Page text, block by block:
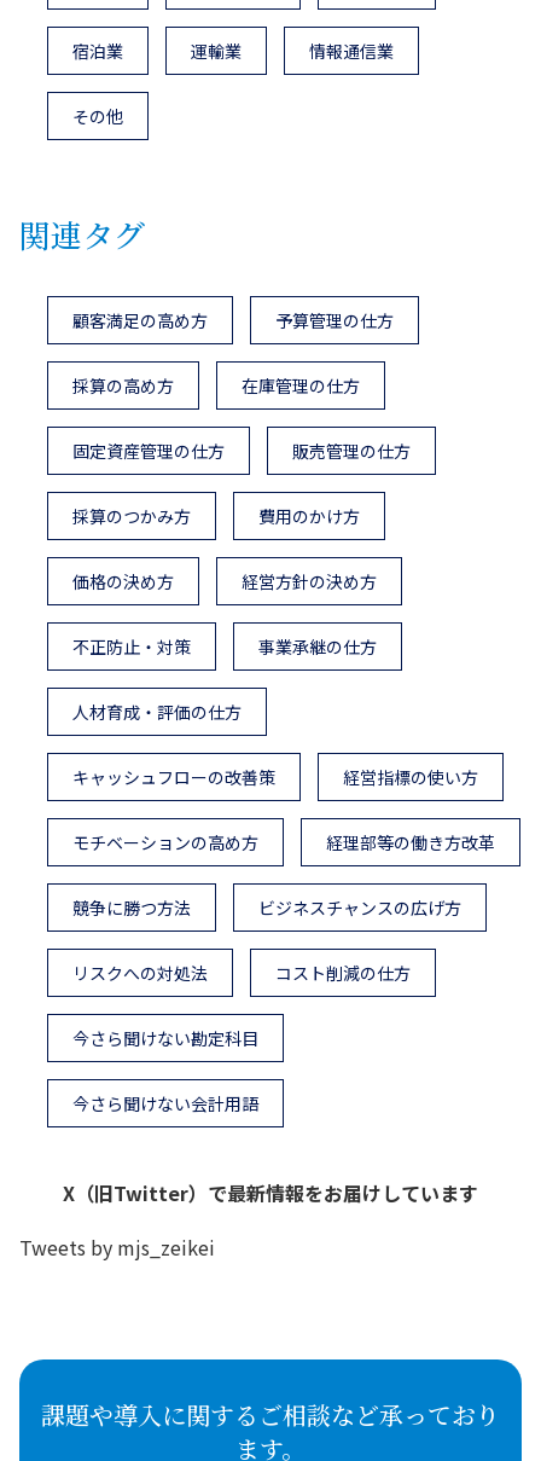
宿泊業 運輸業 情報通信業
その他
関連タグ
顧客満足の高め方 予算管理の仕方
採算の高め方 在庫管理の仕方
固定資産管理の仕方 販売管理の仕方
採算のつかみ方 費用のかけ方
価格の決め方 経営方針の決め方
不正防止・対策 事業承継の仕方
人材育成・評価の仕方
キャッシュフローの改善策 経営指標の使い方
モチベーションの高め方 経理部等の働き方改革
競争に勝つ方法 ビジネスチャンスの広げ方
リスクへの対処法 コスト削減の仕方
今さら聞けない勘定科目
今さら聞けない会計用語
X（旧Twitter）で最新情報をお届けしています
Tweets by mjs_zeikei
課題や導入に関するご相談など承っており
ます。